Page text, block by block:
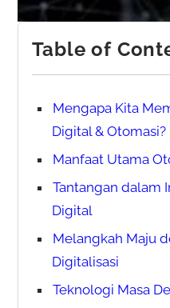
Table of
Mengapa Kita
Digital & Otomasi?
Manfaat Utama
Tantangan dalam
Digital
Melangkah Maju
Digitalisasi
Teknologi Masa